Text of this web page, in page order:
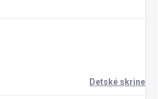
Detské skrine